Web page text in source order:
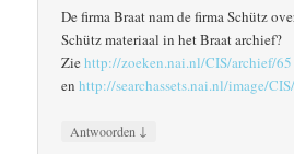
De firma Braat nam de firma Schütz
Schütz materiaal in het Braat archief?
Ziehttp://zoeken.nai.nl/CIS/archief/65
enhttp://searchassets.nai.nl/image/
Antwoorden ↓